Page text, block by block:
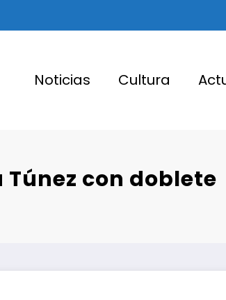
Noticias Cultura
Túnez con doblete